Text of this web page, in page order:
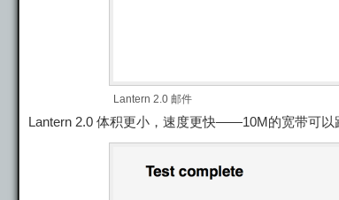
Lantern 2.0 邮件
Lantern 2.0 体积更小，速度更快——10M的宽带可以